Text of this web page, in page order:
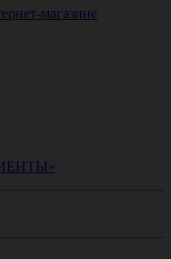
магазине